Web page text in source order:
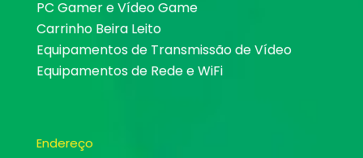
PC Gamer e Vídeo Game
Carrinho Beira Leito
Equipamentos de Transmissão de Vídeo
Equipamentos de Rede e WiFi
Endereço